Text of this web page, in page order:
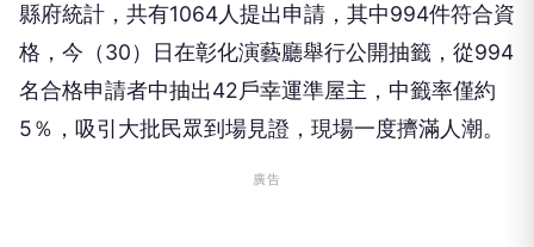
縣府統計，共有1064人提出申請，其中994件符合資
格，今（30）日在彰化演藝廳舉行公開抽籤，從994
名合格申請者中抽出42戶幸運準屋主，中籤率僅約
5％，吸引大批民眾到場見證，現場一度擠滿人潮。
廣告